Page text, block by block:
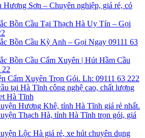
Hương Sơn – Chuyên nghiệp, giá rẻ, có
Bồn Cầu Tại Thạch Hà Uy Tín – Gọi
Bồn Cầu Kỳ Anh – Gọi Ngay 09111 63
Bồn Cầu Cẩm Xuyên | Hút Hầm Cầu
22
Cẩm Xuyên Trọn Gói. Lh: 09111 63 222
tại Hà Tĩnh công nghệ cao, chất lượng
Hà Tĩnh
Hương Khê, tỉnh Hà Tĩnh giá rẻ nhất.
Thạch Hà, tỉnh Hà Tĩnh trọn gói, giá
Lộc Hà giá rẻ, xe hút chuyên dụng